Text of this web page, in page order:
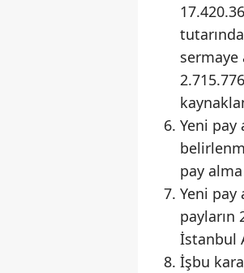
Yeni pay
pay
Yeni pay
İstanbul
İşbu